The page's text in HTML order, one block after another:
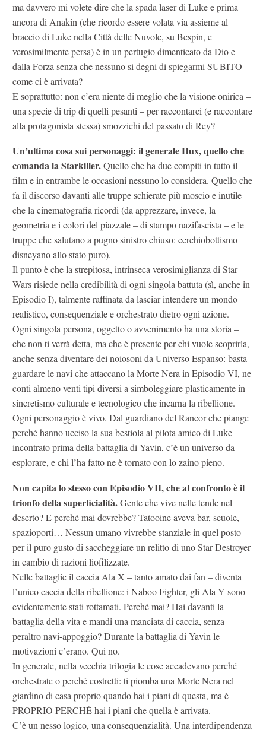
ma davvero mi volete dire che la spada laser di Luke e prima
ancora di Anakin (che ricordo essere volata via assieme al
braccio di Luke nella Città delle Nuvole, su Bespin, e
verosimilmente persa) è in un pertugio dimenticato da Dio e
dalla Forza senza che nessuno si degni di spiegarmi SUBITO
come ci è arrivata?
E soprattutto: non c’era niente di meglio che la visione onirica –
una specie di trip di quelli pesanti – per raccontarci (e raccontare
alla protagonista stessa) smozzichi del passato di Rey?
Un’ultima cosa sui personaggi: il generale Hux, quello che
comanda la Starkiller.Quello che ha due compiti in tutto il
film e in entrambe le occasioni nessuno lo considera. Quello che
fa il discorso davanti alle truppe schierate più moscio e inutile
che la cinematografia ricordi (da apprezzare, invece, la
geometria e i colori del piazzale – di stampo nazifascista – e le
truppe che salutano a pugno sinistro chiuso: cerchiobottismo
disneyano allo stato puro).
Il punto è che la strepitosa, intrinseca verosimiglianza di Star
Wars risiede nella credibilità di ogni singola battuta (sì, anche in
Episodio I), talmente raffinata da lasciar intendere un mondo
realistico, consequenziale e orchestrato dietro ogni azione.
Ogni singola persona, oggetto o avvenimento ha una storia –
che non ti verrà detta, ma che è presente per chi vuole scoprirla,
anche senza diventare dei noiosoni da Universo Espanso: basta
guardare le navi che attaccano la Morte Nera in Episodio VI, ne
conti almeno venti tipi diversi a simboleggiare plasticamente in
sincretismo culturale e tecnologico che incarna la ribellione.
Ogni personaggio è vivo. Dal guardiano del Rancor che piange
perché hanno ucciso la sua bestiola al pilota amico di Luke
incontrato prima della battaglia di Yavin, c’è un universo da
esplorare, e chi l’ha fatto ne è tornato con lo zaino pieno.
Non capita lo stesso con Episodio VII, che al confronto è il
trionfo della superficialità.Gente che vive nelle tende nel
deserto? E perché mai dovrebbe? Tatooine aveva bar, scuole,
spazioporti… Nessun umano vivrebbe stanziale in quel posto
per il puro gusto di saccheggiare un relitto di uno Star Destroyer
in cambio di razioni liofilizzate.
Nelle battaglie il caccia Ala X – tanto amato dai fan – diventa
l’unico caccia della ribellione: i Naboo Fighter, gli Ala Y sono
evidentemente stati rottamati. Perché mai? Hai davanti la
battaglia della vita e mandi una manciata di caccia, senza
peraltro navi-appoggio? Durante la battaglia di Yavin le
motivazioni c’erano. Qui no.
In generale, nella vecchia trilogia le cose accadevano perché
orchestrate o perché costretti: ti piomba una Morte Nera nel
giardino di casa proprio quando hai i piani di questa, ma è
PROPRIO PERCHÉ hai i piani che quella è arrivata.
C’è un nesso logico, una consequenzialità. Una interdipendenza